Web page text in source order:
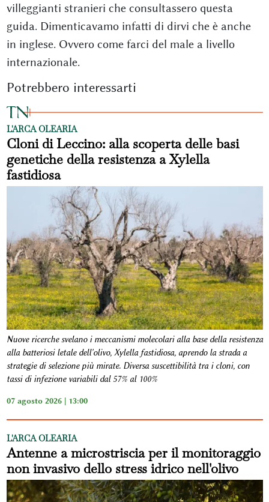
villeggianti stranieri che consultassero questa
guida. Dimenticavamo infatti di dirvi che è anche
in inglese. Ovvero come farci del male a livello
internazionale.
Potrebbero interessarti
L'ARCA OLEARIA
Cloni di Leccino: alla scoperta delle basi
genetiche della resistenza a Xylella
fastidiosa
Nuove ricerche svelano i meccanismi molecolari alla base della resistenza
alla batteriosi letale dell'olivo, Xylella fastidiosa, aprendo la strada a
strategie di selezione più mirate. Diversa suscettibilità tra i cloni, con
tassi di infezione variabili dal 57% al 100%
07 agosto 2026 | 13:00
L'ARCA OLEARIA
Antenne a microstriscia per il monitoraggio
non invasivo dello stress idrico nell'olivo